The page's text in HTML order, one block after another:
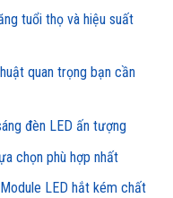
tuổi thọ và hiệu suất
quan trọng bạn cần
đèn LED ấn tượng
chọn phù hợp nhất
LED hắt kém chất